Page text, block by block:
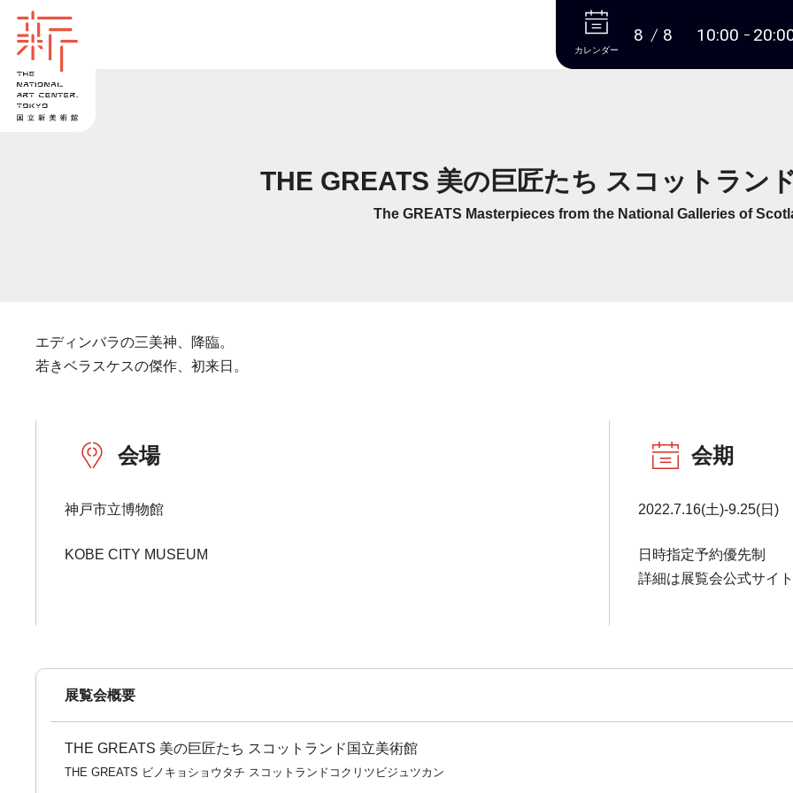
本文へ
カレンダー
8 8 10:00
THE GREATS 美の巨匠たち スコットラン
The GREATS Masterpieces from the National Galleries of
エディンバラの三美神、降臨。
若きベラスケスの傑作、初来日。
会場
神戸市立博物館
KOBE CITY MUSEUM
会期
2022.7.16(土)-9.25(日)
日時指定予約優先制
詳細は展覧会公式サイ
展覧会概要
THE GREATS 美の巨匠たち スコットランド国立美術館
THE GREATS ビノキョショウタチ スコットランドコクリツビジュツカン